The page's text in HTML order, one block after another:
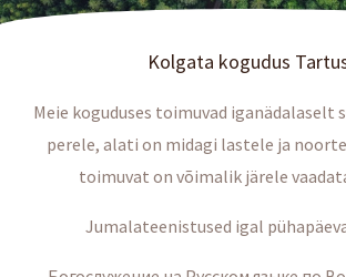
Kolgata kogudus
Meie koguduses toimuvad iganädalaselt
perele, alati on midagi lastele ja
toimuvat on võimalik järele
Jumalateenistused igal